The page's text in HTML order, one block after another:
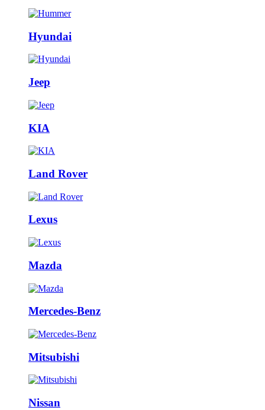
Hyundai
Jeep
KIA
Land Rover
Lexus
Mazda
Mercedes-Benz
Mitsubishi
Nissan